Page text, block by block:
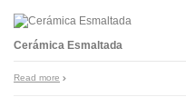
Cerámica Esmaltada
Read more